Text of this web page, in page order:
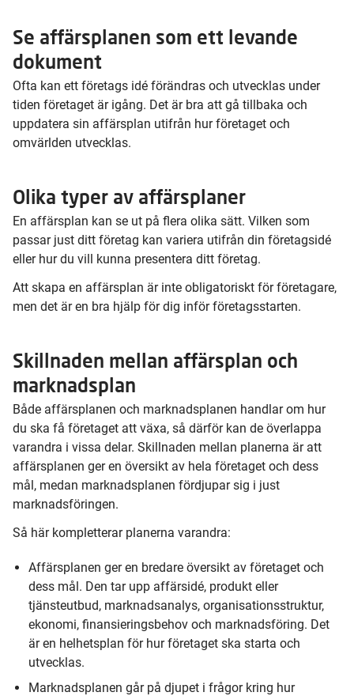
Se affärsplanen som ett levande
dokument
Ofta kan ett företags idé förändras och utvecklas under
tiden företaget är igång. Det är bra att gå tillbaka och
uppdatera sin affärsplan utifrån hur företaget och
omvärlden utvecklas.
Olika typer av affärsplaner
En affärsplan kan se ut på flera olika sätt. Vilken som
passar just ditt företag kan variera utifrån din företagsidé
eller hur du vill kunna presentera ditt företag.
Att skapa en affärsplan är inte obligatoriskt för företagare,
men det är en bra hjälp för dig inför företagsstarten.
Skillnaden mellan affärsplan och
marknadsplan
Både affärsplanen och marknadsplanen handlar om hur
du ska få företaget att växa, så därför kan de överlappa
varandra i vissa delar. Skillnaden mellan planerna är att
affärsplanen ger en översikt av hela företaget och dess
mål, medan marknadsplanen fördjupar sig i just
marknadsföringen.
Så här kompletterar planerna varandra:
Affärsplanen ger en bredare översikt av företaget och
dess mål. Den tar upp affärsidé, produkt eller
tjänsteutbud, marknadsanalys, organisationsstruktur,
ekonomi, finansieringsbehov och marknadsföring. Det
är en helhetsplan för hur företaget ska starta och
utvecklas.
Marknadsplanen går på djupet i frågor kring hur